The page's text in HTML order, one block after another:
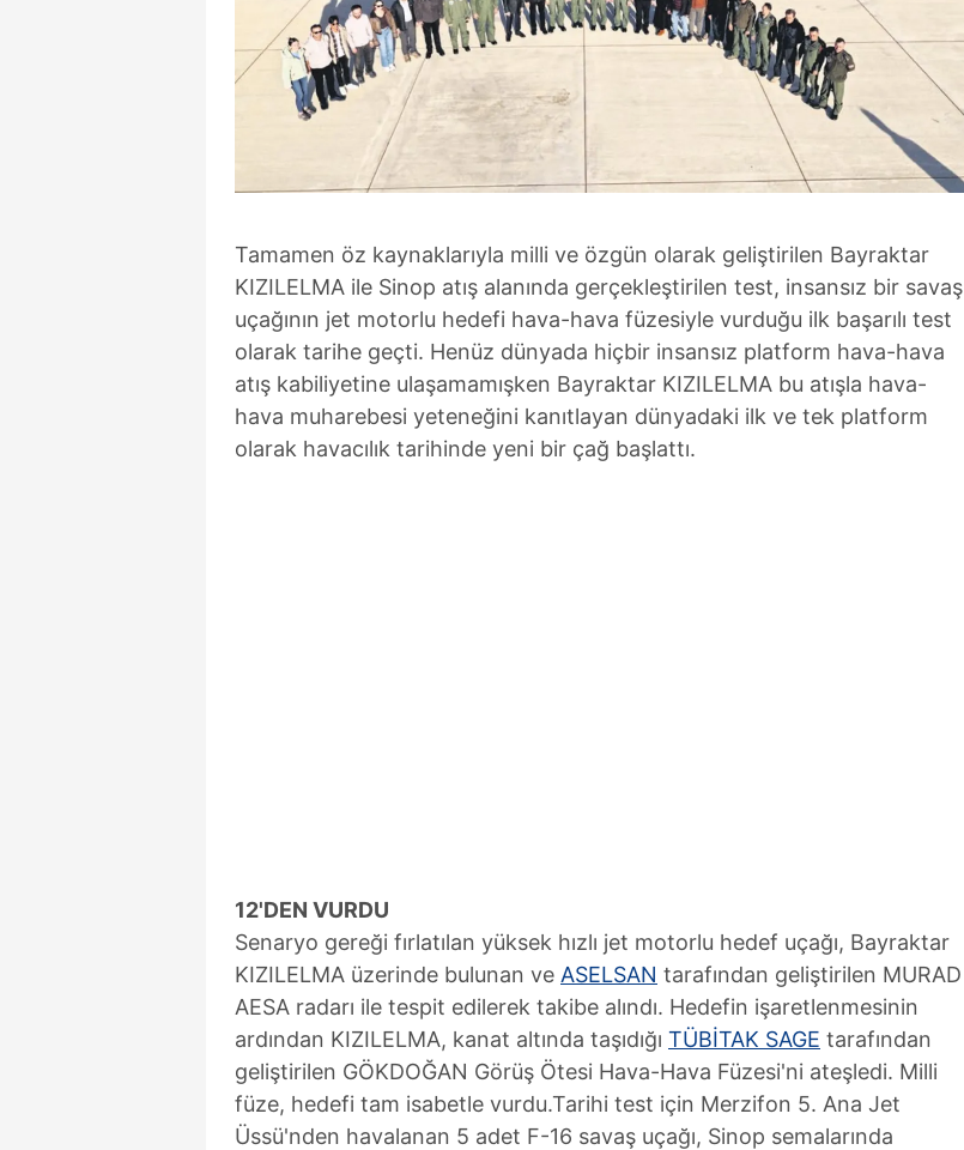
Tamamen öz kaynaklarıyla milli ve özgün olarak geliştirilen Bayraktar
KIZILELMA ile Sinop atış alanında gerçekleştirilen test, insansız bir savaş
uçağının jet motorlu hedefi hava-hava füzesiyle vurduğu ilk başarılı test
olarak tarihe geçti. Henüz dünyada hiçbir insansız platform hava-hava
atış kabiliyetine ulaşamamışken Bayraktar KIZILELMA bu atışla hava-
hava muharebesi yeteneğini kanıtlayan dünyadaki ilk ve tek platform
olarak havacılık tarihinde yeni bir çağ başlattı.
12'DEN VURDU
Senaryo gereği fırlatılan yüksek hızlı jet motorlu hedef uçağı, Bayraktar
KIZILELMA üzerinde bulunan ve ASELSAN tarafından geliştirilen MURAD
AESA radarı ile tespit edilerek takibe alındı. Hedefin işaretlenmesinin
ardından KIZILELMA, kanat altında taşıdığı TÜBİTAK SAGE tarafından
geliştirilen GÖKDOĞAN Görüş Ötesi Hava-Hava Füzesi'ni ateşledi. Milli
füze, hedefi tam isabetle vurdu.Tarihi test için Merzifon 5. Ana Jet
Üssü'nden havalanan 5 adet F-16 savaş uçağı, Sinop semalarında